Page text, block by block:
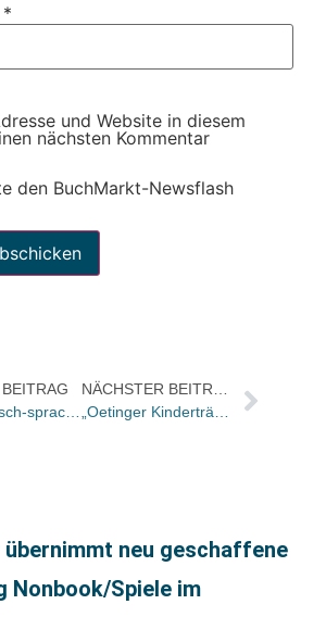
*
und Website in diesem
nächsten Kommentar
den BuchMarkt-Newsflash
Portugiesisch-sprachiger Lesekreis gegründet
übernimmt neu geschaffene
Nonbook/Spiele im